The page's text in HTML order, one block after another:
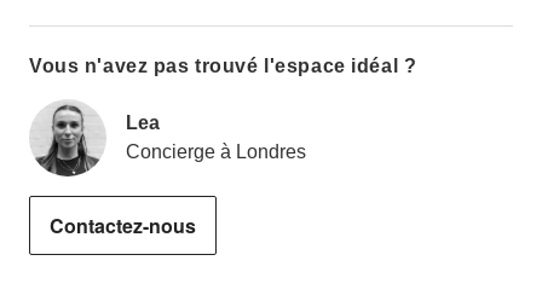
Vous n'avez pas trouvé l'espace idéal ?
Lea
Concierge à Londres
Contactez-nous